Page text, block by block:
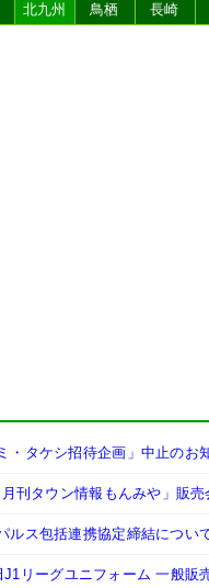
北九州 鳥栖 長崎
・タケシ招待企画」中止のお
月刊タウン情報もんみや」販
ルス包括連携協定締結につい
J1リーグユニフォーム 一般販